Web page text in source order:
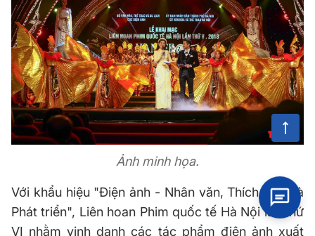
Ảnh minh họa.
Với khẩu hiệu "Điện ảnh - Nhân văn, Thích ứng và
Phát triển", Liên hoan Phim quốc tế Hà Nội lần thứ
VI nhằm vinh danh các tác phẩm điện ảnh xuất